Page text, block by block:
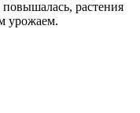
повышалась, растения
урожаем.